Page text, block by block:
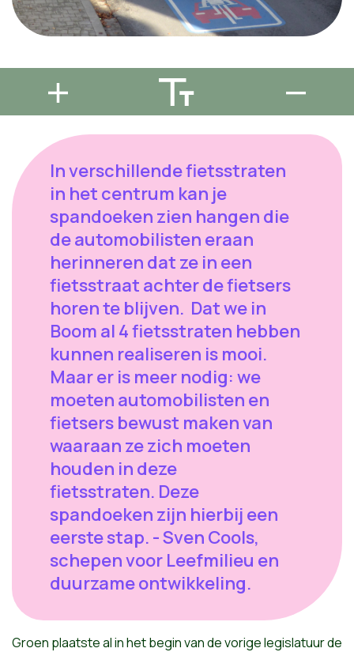
In verschillende fietsstraten
in het centrum kan je
spandoeken zien hangen die
de automobilisten eraan
herinneren dat ze in een
fietsstraat achter de fietsers
horen te blijven. Dat we in
Boom al 4 fietsstraten hebben
kunnen realiseren is mooi.
Maar er is meer nodig: we
moeten automobilisten en
fietsers bewust maken van
waaraan ze zich moeten
houden in deze
fietsstraten. Deze
spandoeken zijn hierbij een
eerste stap. - Sven Cools,
schepen voor Leefmilieu en
duurzame ontwikkeling.
Groen plaatste al in het begin van de vorige legislatuur de